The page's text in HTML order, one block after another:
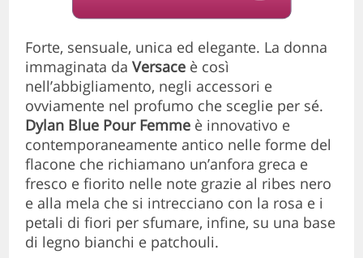
Forte, sensuale, unica ed elegante. La donna
immaginata daVersace è così
nell’abbigliamento, negli accessori e
ovviamente nel profumo che sceglie per sé.
Dylan Blue Pour Femme è innovativo e
contemporaneamente antico nelle forme del
flacone che richiamano un’anfora greca e
fresco e fiorito nelle note grazie al ribes nero
e alla mela che si intrecciano con la rosa e i
petali di fiori per sfumare, infine, su una base
di legno bianchi e patchouli.